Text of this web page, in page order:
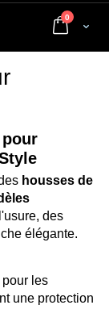
Cart
0 articles
pour
housses de
des
élégante.
les
une protection